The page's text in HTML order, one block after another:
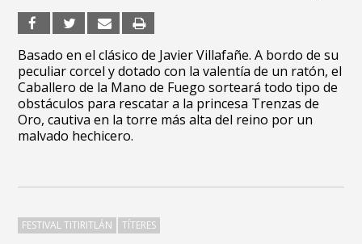
Basado en el clásico de Javier Villafañe. A bordo de su
peculiar corcel y dotado con la valentía de un ratón, el
Caballero de la Mano de Fuego sorteará todo tipo de
obstáculos para rescatar a la princesa Trenzas de
Oro, cautiva en la torre más alta del reino por un
malvado hechicero.
FESTIVAL TITIRITLÁN TÍTERES